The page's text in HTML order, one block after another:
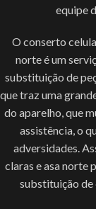
equipe
O conserto
norte é um
substituição de
que traz uma
do aparelho, que
assistência, o
adversidades.
claras e asa norte
substituição de